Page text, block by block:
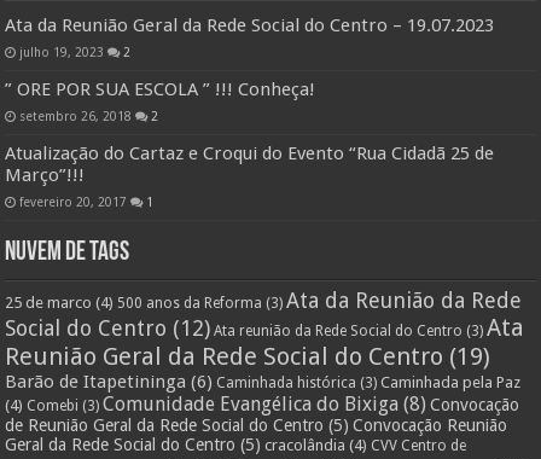
Ata da Reunião Geral da Rede Social do Centro – 19.07.2023
julho 19, 2023 2
” ORE POR SUA ESCOLA ” !!! Conheça!
setembro 26, 2018 2
Atualização do Cartaz e Croqui do Evento “Rua Cidadã 25 de
Março”!!!
fevereiro 20, 2017 1
Nuvem de Tags
25 de marco (4) 500 anos da Reforma (3) Ata da Reunião da Rede
Social do Centro (12) Ata reunião da Rede Social do Centro (3) Ata
Reunião Geral da Rede Social do Centro (19)
Barão de Itapetininga (6) Caminhada histórica (3) Caminhada pela Paz
(4) Comebi (3) Comunidade Evangélica do Bixiga (8) Convocação
de Reunião Geral da Rede Social do Centro (5) Convocação Reunião
Geral da Rede Social do Centro (5) cracolândia (4) CVV Centro de